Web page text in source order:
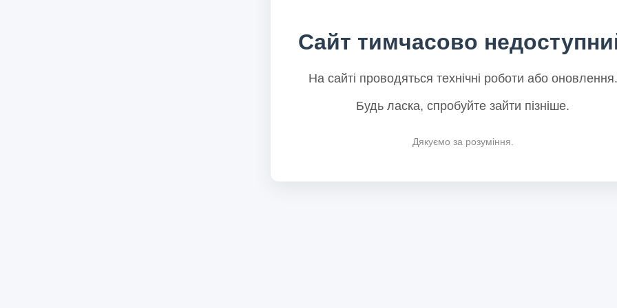
Сайт тимчасово
На сайті проводяться технічні роботи або оновлення.
Будь ласка, спробуйте зайти пізніше.
Дякуємо за розуміння.